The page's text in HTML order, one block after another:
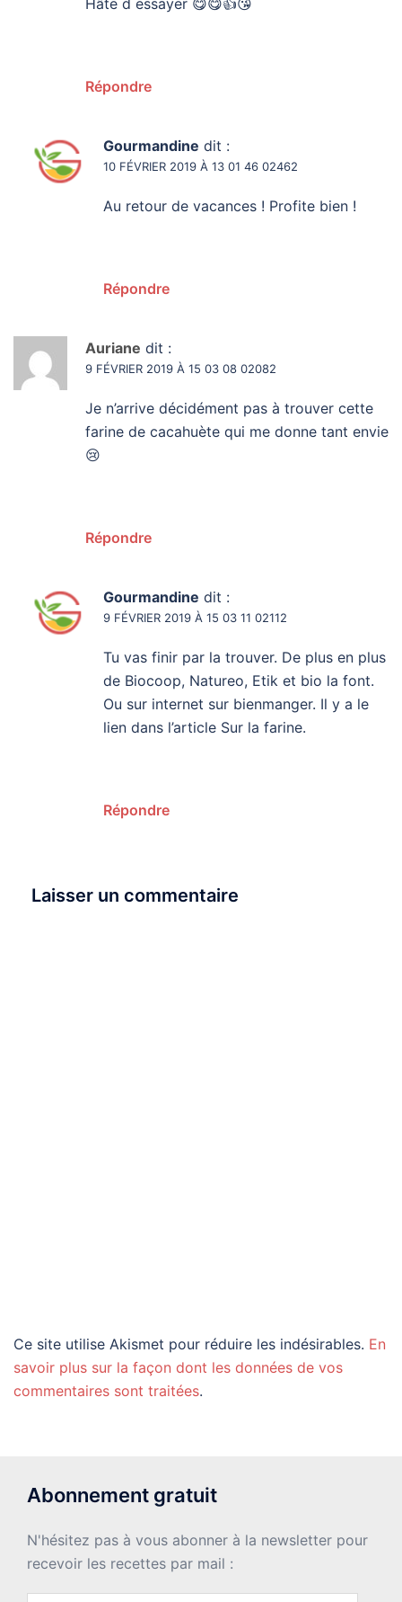
Hâte d essayer 😋😋👍😘
Répondre
Gourmandine dit :
10 FÉVRIER 2019 À 13 01 46 02462
Au retour de vacances ! Profite bien !
Répondre
Auriane dit :
9 FÉVRIER 2019 À 15 03 08 02082
Je n’arrive décidément pas à trouver cette
farine de cacahuète qui me donne tant envie
😢
Répondre
Gourmandine dit :
9 FÉVRIER 2019 À 15 03 11 02112
Tu vas finir par la trouver. De plus en plus
de Biocoop, Natureo, Etik et bio la font.
Ou sur internet sur bienmanger. Il y a le
lien dans l’article Sur la farine.
Répondre
Laisser un commentaire
Ce site utilise Akismet pour réduire les indésirables. En
savoir plus sur la façon dont les données de vos
commentaires sont traitées.
Abonnement gratuit
N'hésitez pas à vous abonner à la newsletter pour
recevoir les recettes par mail :